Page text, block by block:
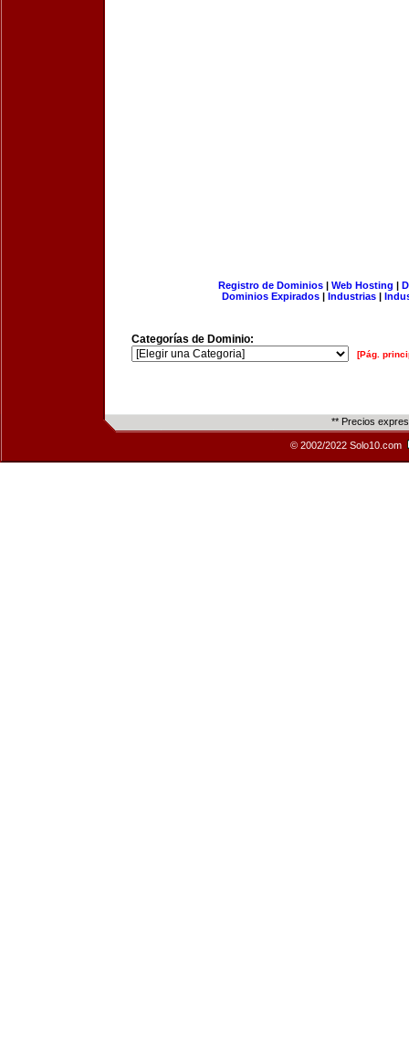
Registro de Dominios| Web Hosting |
Dominios Expirados | Industrias |
Categorías de Dominio:
[Pág.
** Precios
© 2002/2022 Solo10.com